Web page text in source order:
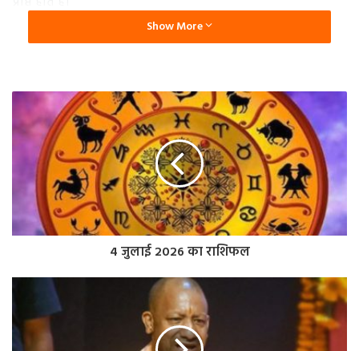
इसके अलावा दक्षिण-पूर्व दिशा को लाफिंग बुद्धा के लिए शुभ मानी
जाती है। वास्तु शास्त्र के अनुसार, इस दिशा में लाफिंग बुद्धा को रखने से
नियम के बारे में जान लें।
किस जगह पर रखें लाफिंग बुद्धा?
लाफिंग बुद्धा को मुख्य दरवाजे के ठीक सामने रखना शुभ माना जाता है।
ऐसा माना जाता है कि इस जगह पर लाफिंग बुद्धा को रखने से
सकारात्मक ऊर्जा का आगमन होता है।
कहां न रखें लाफिंग बुद्धा?
टेबल या स्टैंड पर ही रखना चाहिए, क्योंकि लाफिंग बुद्धा को सम्मान
का प्रतीक माना जाता है।
इसके अलावा लाफिंग बुद्धा को बाथरूम या टॉयलेट के पास भूलकर भी
Show More
4 जुलाई 2026 का राशिफल